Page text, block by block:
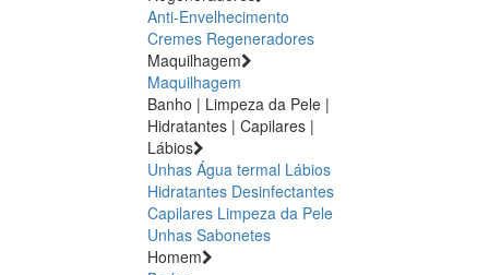
Anti-Envelhecimento
Cremes Regeneradores
Maquilhagem
Maquilhagem
Banho | Limpeza da Pele |
Hidratantes | Capilares |
Lábios
Unhas Água termal Lábios
Hidratantes Desinfectantes
Capilares Limpeza da Pele
Unhas Sabonetes
Homem